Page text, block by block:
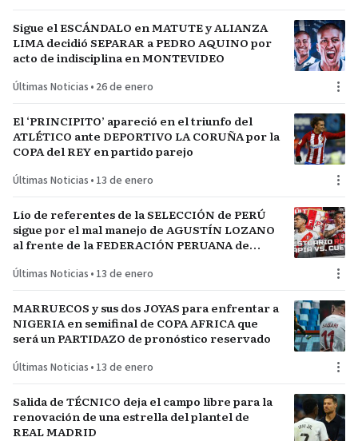
Sigue el ESCÁNDALO en MATUTE y ALIANZA
LIMA decidió SEPARAR a PEDRO AQUINO por
acto de indisciplina en MONTEVIDEO
Últimas Noticias • 26 de enero
El ‘PRINCIPITO’ apareció en el triunfo del
ATLÉTICO ante DEPORTIVO LA CORUÑA por la
COPA del REY en partido parejo
Últimas Noticias • 13 de enero
Lío de referentes de la SELECCIÓN de PERÚ
sigue por el mal manejo de AGUSTÍN LOZANO
al frente de la FEDERACIÓN PERUANA de
Últimas Noticias • 13 de enero
MARRUECOS y sus dos JOYAS para enfrentar a
NIGERIA en semifinal de COPA AFRICA que
será un PARTIDAZO de pronóstico reservado
Últimas Noticias • 13 de enero
Salida de TÉCNICO deja el campo libre para la
renovación de una estrella del plantel de
REAL MADRID